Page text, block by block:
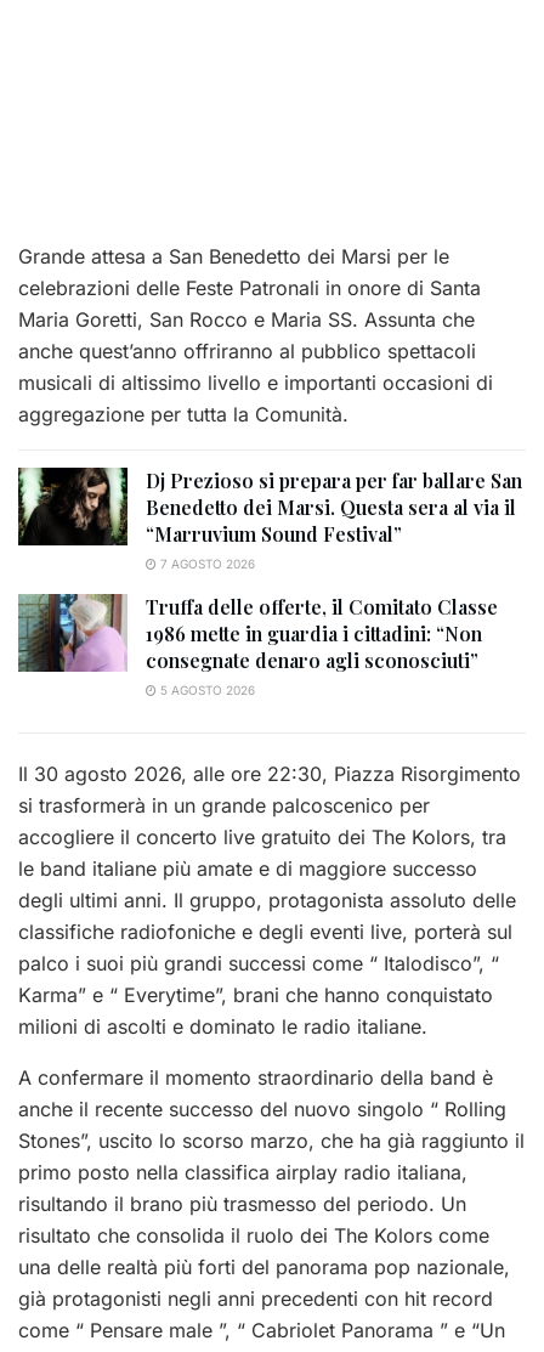
Grande attesa a San Benedetto dei Marsi per le
celebrazioni delle Feste Patronali in onore di Santa
Maria Goretti, San Rocco e Maria SS. Assunta che
anche quest’anno offriranno al pubblico spettacoli
musicali di altissimo livello e importanti occasioni di
aggregazione per tutta la Comunità.
Dj Prezioso si prepara per far ballare San
Benedetto dei Marsi. Questa sera al via il
“Marruvium Sound Festival”
7 AGOSTO 2026
Truffa delle offerte, il Comitato Classe
1986 mette in guardia i cittadini: “Non
consegnate denaro agli sconosciuti”
5 AGOSTO 2026
Il 30 agosto 2026, alle ore 22:30, Piazza Risorgimento
si trasformerà in un grande palcoscenico per
accogliere il concerto live gratuito dei The Kolors, tra
le band italiane più amate e di maggiore successo
degli ultimi anni. Il gruppo, protagonista assoluto delle
classifiche radiofoniche e degli eventi live, porterà sul
palco i suoi più grandi successi come “ Italodisco”, “
Karma” e “ Everytime”, brani che hanno conquistato
milioni di ascolti e dominato le radio italiane.
A confermare il momento straordinario della band è
anche il recente successo del nuovo singolo “ Rolling
Stones”, uscito lo scorso marzo, che ha già raggiunto il
primo posto nella classifica airplay radio italiana,
risultando il brano più trasmesso del periodo. Un
risultato che consolida il ruolo dei The Kolors come
una delle realtà più forti del panorama pop nazionale,
già protagonisti negli anni precedenti con hit record
come “ Pensare male ”, “ Cabriolet Panorama ” e “Un